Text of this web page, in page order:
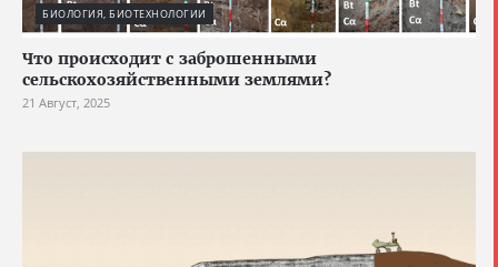
БИОЛОГИЯ, БИОТЕХНОЛОГИИ
Что происходит с заброшенными
сельскохозяйственными землями?
21 Август, 2025